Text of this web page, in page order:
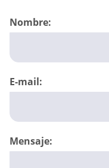
Nombre:
E-mail:
Mensaje: